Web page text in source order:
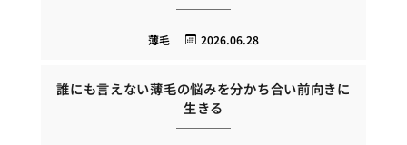
2026.06.28
薄毛
誰にも言えない薄毛の悩みを分かち合い前向きに
生きる